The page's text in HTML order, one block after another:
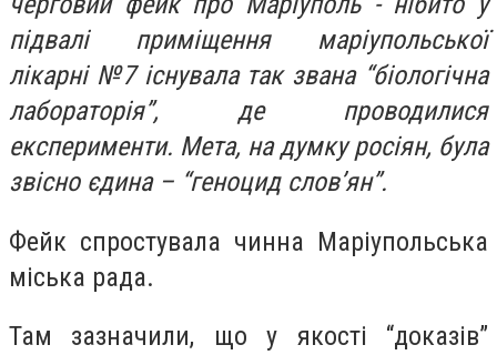
підвалі приміщення маріупольської
лікарні №7 існувала так звана “біологічна
лабораторія”, де проводилися
експерименти. Мета, на думку росіян, була
звісно єдина – “геноцид слов’ян”.
Фейк спростувала чинна Маріупольська
міська рада.
Там зазначили, що у якості “доказів”